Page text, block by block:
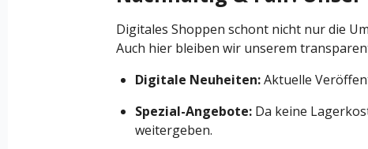
Digitales Shoppen schont nicht nur die
Auch hier bleiben wir unserem
Digitale Neuheiten:Aktuelle
Spezial-Angebote: Da keine
weitergeben.